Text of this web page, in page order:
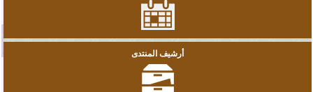
أرشيف المنتدى